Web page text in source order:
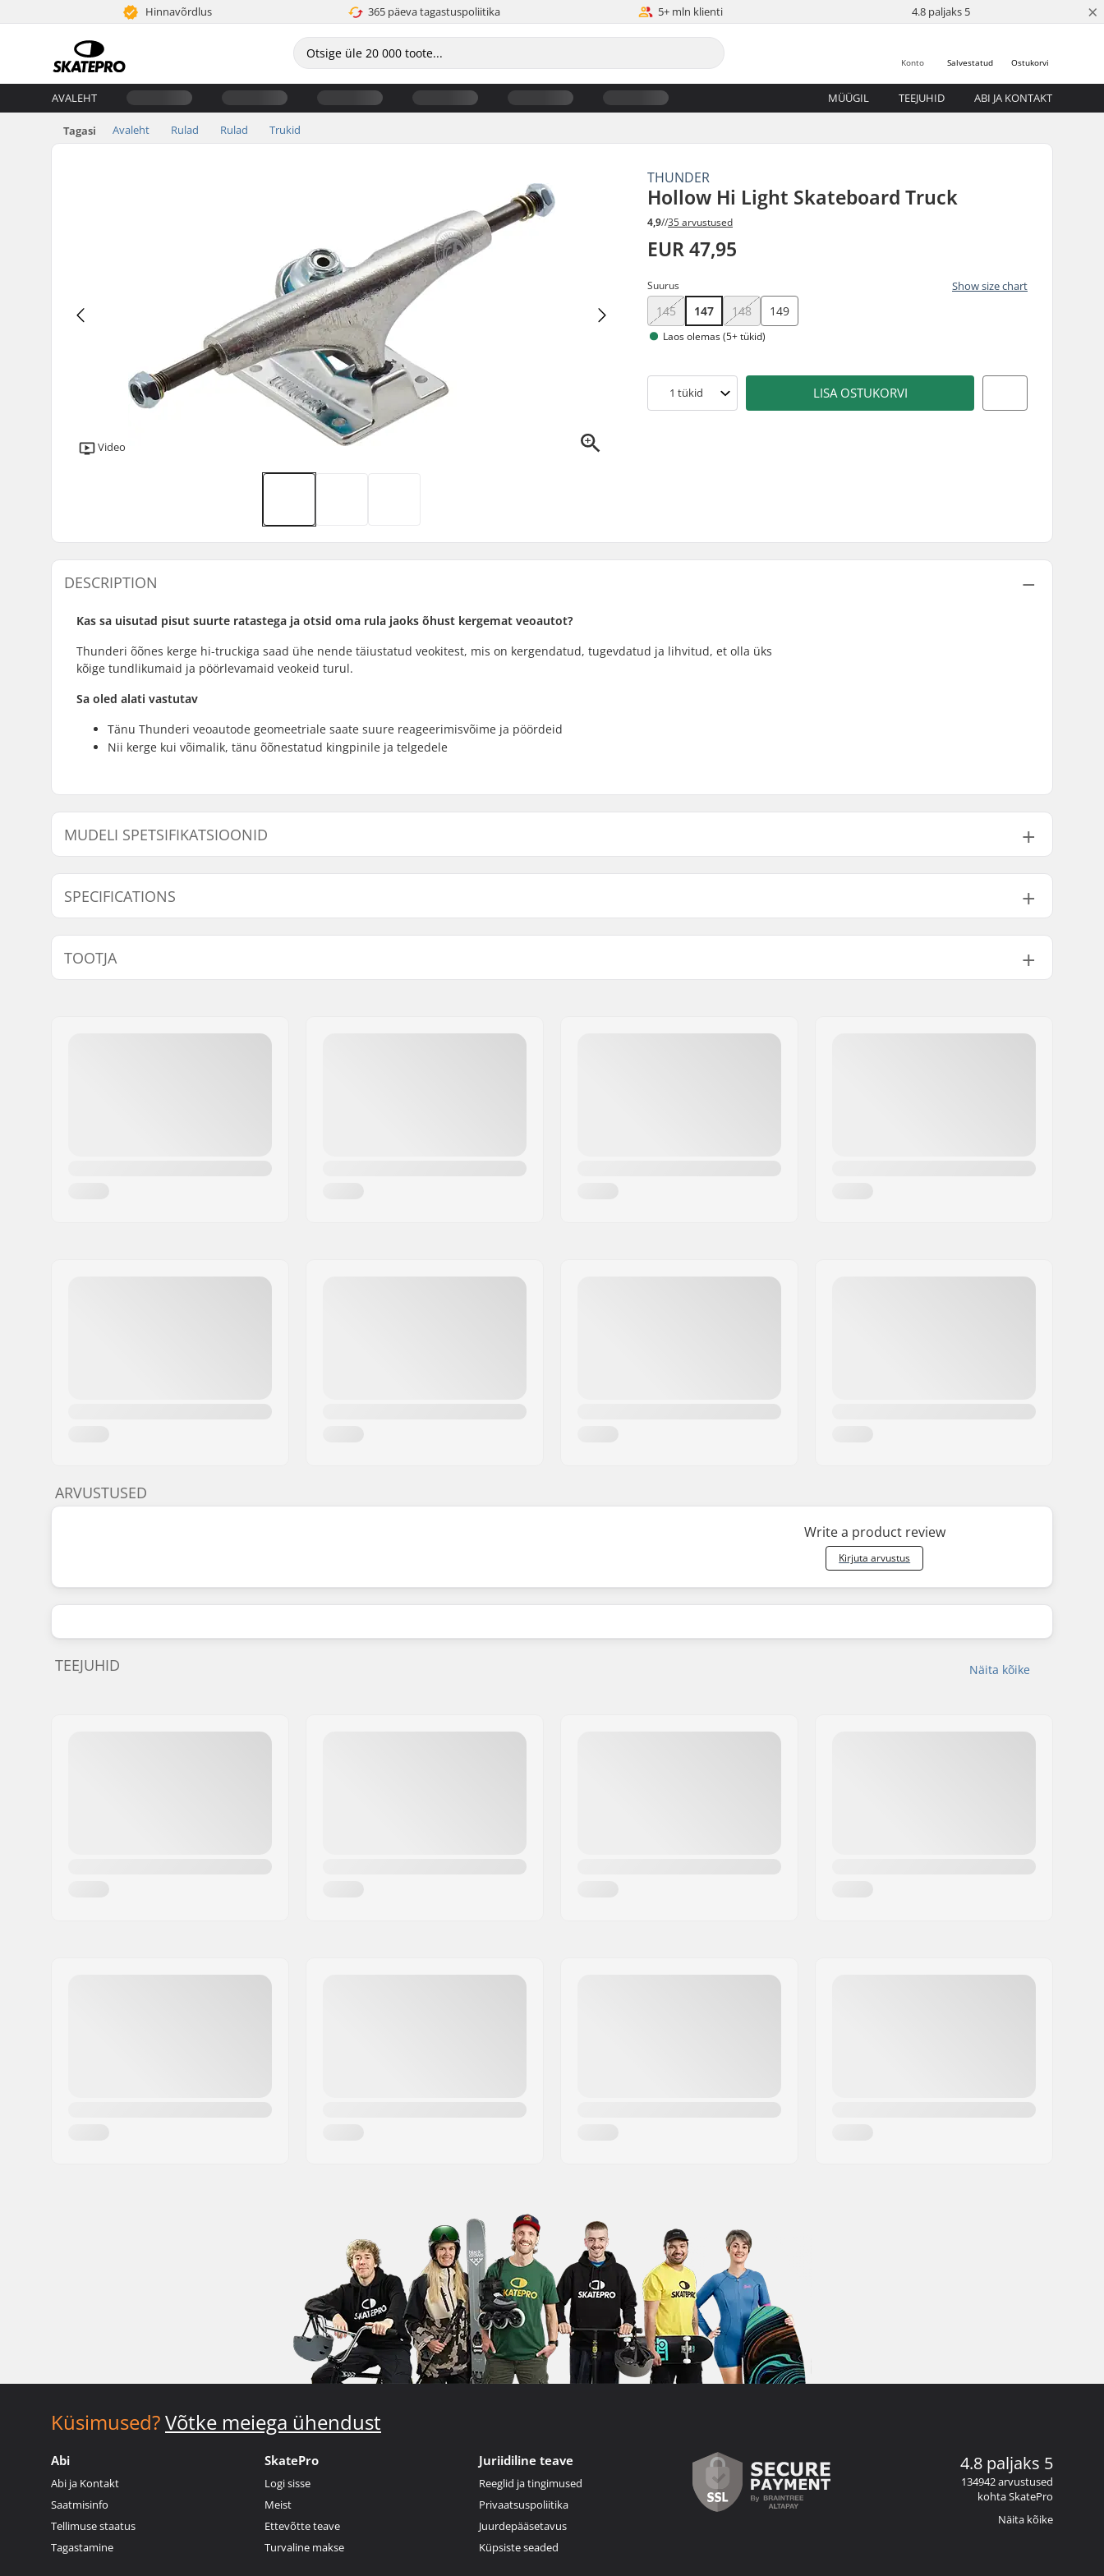
Hinnavõrdlus 365 päeva tagastuspoliitika 5+ mln klienti 4.8 paljaks 5 ×
Ostukorvi
Salvestatud
Konto
AVALEHT MÜÜGIL TEEJUHID ABI JA KONTAKT
Tagasi Avaleht Rulad Rulad Trukid
THUNDER
Hollow Hi Light Skateboard Truck
4,9//35 arvustused
EUR 47,95
Video
Suurus Show size chart
145 147 148 149
Laos olemas (5+ tükid)
1 tükid LISA OSTUKORVI
DESCRIPTION
Kas sa uisutad pisut suurte ratastega ja otsid oma rula jaoks õhust kergemat veoautot?
Thunderi õõnes kerge hi-truckiga saad ühe nende täiustatud veokitest, mis on kergendatud, tugevdatud ja lihvitud, et olla üks
kõige tundlikumaid ja pöörlevamaid veokeid turul.
Sa oled alati vastutav
Tänu Thunderi veoautode geomeetriale saate suure reageerimisvõime ja pöördeid
Nii kerge kui võimalik, tänu õõnestatud kingpinile ja telgedele
MUDELI SPETSIFIKATSIOONID
147 300g 147mm (5.75") 7.90 - 8.12" 8"
50
SPECIFICATIONS
Tükid pakendi kohta:
1
Trukid tüüp:
Kinnituspoldid:
Not included
Bushings:
94A
TOOTJA
2300
ARVUSTUSED
Write a product review
Kirjuta arvustus
Näita kõike
TEEJUHID
Küsimused?Võtke meiega ühendust
Abi
Abi ja Kontakt
Saatmisinfo
Tellimuse staatus
Tagastamine
SkatePro
Logi sisse
Meist
Ettevõtte teave
Turvaline makse
Juriidiline teave
Reeglid ja tingimused
Privaatsuspoliitika
Juurdepääsetavus
Küpsiste seaded
4.8 paljaks 5
134942 arvustused
kohta SkatePro
Näita kõike